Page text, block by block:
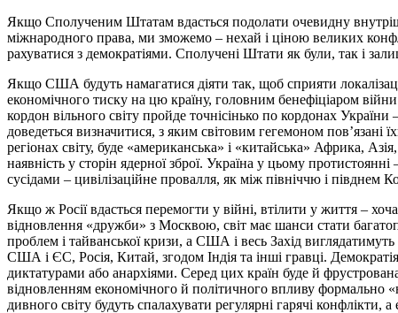
Якщо Сполученим Штатам вдасться подолати очевидну
міжнародного права, ми зможемо – нехай і ціною великих
рахуватися з демократіями. Сполучені Штати як були, так і
Якщо США будуть намагатися діяти так, щоб сприяти
економічного тиску на цю країну, головним бенефіціаром
кордон вільного світу пройде точнісінько по кордонах
доведеться визначитися, з яким світовим гегемоном повʼязані
регіонах світу, буде «американська» і «китайська» Африка,
наявність у сторін ядерної зброї. Україна у цьому
сусідами – цивілізаційне провалля, як між північчю і півднем
Якщо ж Росії вдасться перемогти у війні, втілити у життя –
відновлення «дружби» з Москвою, світ має шанси стати
проблем і тайванської кризи, а США і весь Захід
США і ЄС, Росія, Китай, згодом Індія та інші гравці.
диктатурами або анархіями. Серед цих країн буде й
відновленням економічного й політичного впливу формально
дивного світу будуть спалахувати регулярні гарячі конфлікти,